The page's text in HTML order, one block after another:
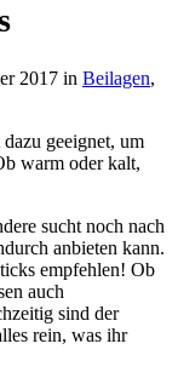
2017 in Beilagen,
geeignet, um
warm oder kalt,
sucht noch nach
anbieten kann.
empfehlen! Ob
auch
sind der
rein, was ihr